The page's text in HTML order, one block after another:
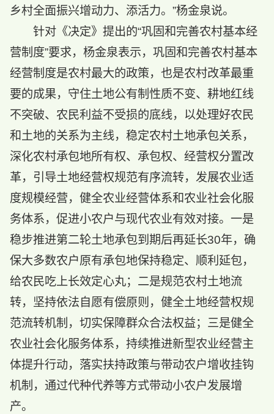
乡村全面振兴增动力、添活力。”杨金泉说。
针对《决定》提出的“巩固和完善农村基本经
营制度”要求，杨金泉表示，巩固和完善农村基本
经营制度是农村最大的政策，也是农村改革最重
要的成果，守住土地公有制性质不变、耕地红线
不突破、农民利益不受损的底线，以处理好农民
和土地的关系为主线，稳定农村土地承包关系，
深化农村承包地所有权、承包权、经营权分置改
革，引导土地经营权规范有序流转，发展农业适
度规模经营，健全农业经营体系和农业社会化服
务体系，促进小农户与现代农业有效对接。一是
稳步推进第二轮土地承包到期后再延长30年，确
保大多数农户原有承包地保持稳定、顺利延包，
给农民吃上长效定心丸；二是规范农村土地流
转，坚持依法自愿有偿原则，健全土地经营权规
范流转机制，切实保障群众合法权益；三是健全
农业社会化服务体系，持续推进新型农业经营主
体提升行动，落实扶持政策与带动农户增收挂钩
机制，通过代种代养等方式带动小农户发展增
产。